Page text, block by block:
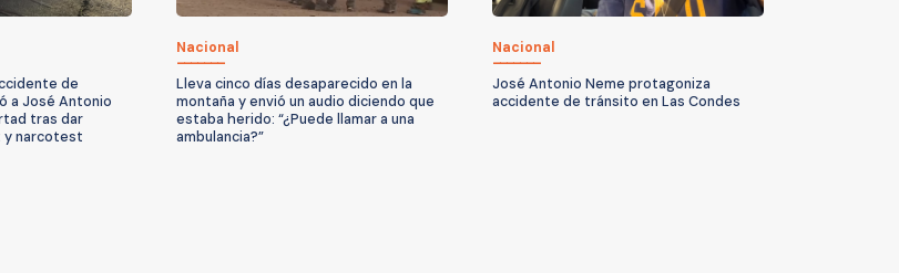
de
a José Antonio
tras dar
y narcotest
Nacional
Lleva cinco días desaparecido en la
montaña y envió un audio diciendo que
estaba herido: “¿Puede llamar a una
ambulancia?”
Nacional
José Antonio Neme protagoniza
accidente de tránsito en Las Condes